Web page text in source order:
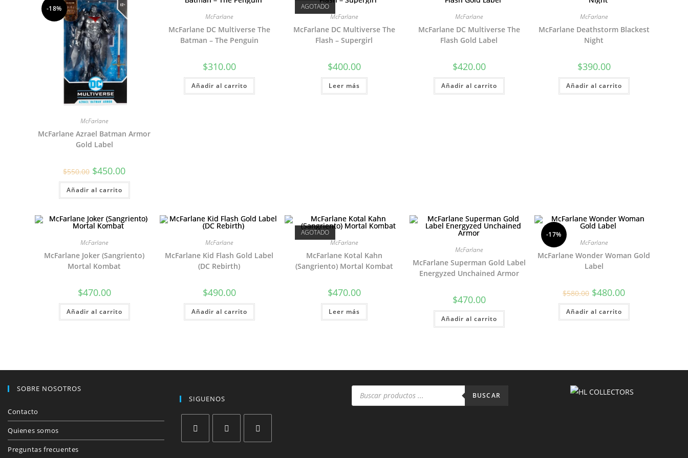
-18%
McFarlane
McFarlane Azrael Batman Armor
Gold Label
$550.00 El
precio
original
era:
$550.00.
$450.00El
actual
$450.00.
Añadir al carrito
McFarlane
McFarlane DC Multiverse The
Batman – The Penguin
$310.00
Añadir al carrito
AGOTADO
McFarlane
McFarlane DC Multiverse The
Flash – Supergirl
$400.00
Leer más
McFarlane
McFarlane DC Multiverse The
Flash Gold Label
$420.00
Añadir al carrito
McFarlane
McFarlane Deathstorm Blackest
Night
$390.00
Añadir al carrito
McFarlane
McFarlane Joker (Sangriento)
Mortal Kombat
$470.00
Añadir al carrito
McFarlane
McFarlane Kid Flash Gold Label
(DC Rebirth)
$490.00
Añadir al carrito
AGOTADO
McFarlane
McFarlane Kotal Kahn
(Sangriento) Mortal Kombat
$470.00
Leer más
McFarlane
McFarlane Superman Gold Label
Energyzed Unchained Armor
$470.00
Añadir al carrito
-17%
McFarlane
McFarlane Wonder Woman Gold
Label
$580.00 El
precio
original
era:
$580.00.
$480.00El
actual
$480.00.
Añadir al carrito
SOBRE NOSOTROS
Contacto
Quienes somos
Preguntas frecuentes
SIGUENOS
Búsqueda
productos
BUSCAR